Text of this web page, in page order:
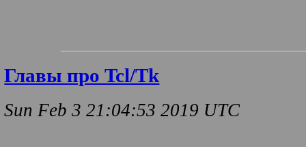
Главы про Tcl/Tk
Sun Feb 3 21:04:53 2019 UTC